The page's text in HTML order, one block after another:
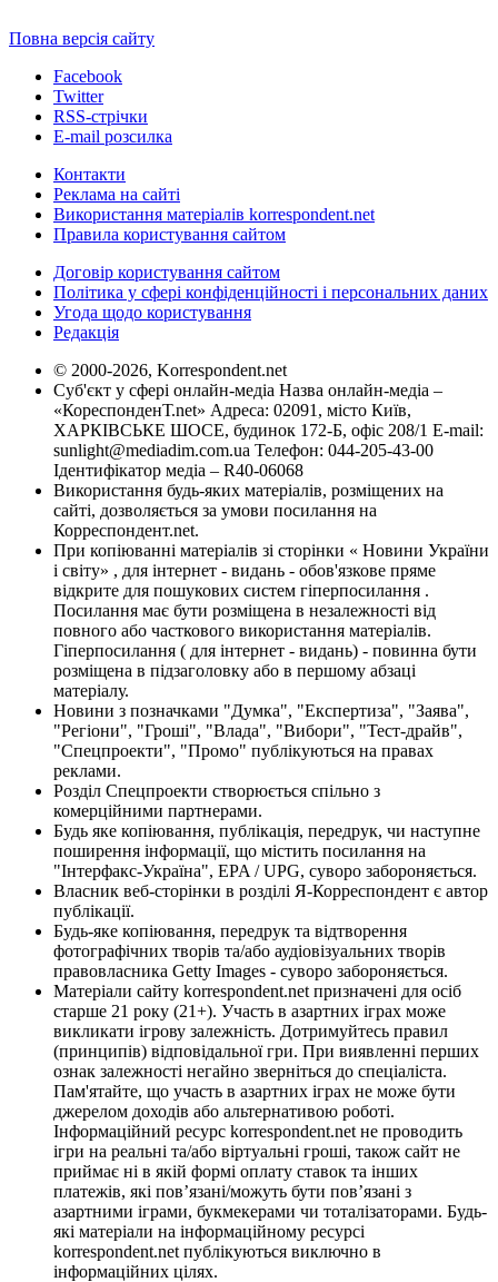
Повна версія сайту
Facebook
Twitter
RSS-стрічки
E-mail розсилка
Контакти
Реклама на сайті
Використання матеріалів korrespondent.net
Правила користування сайтом
Договір користування сайтом
Політика у сфері конфіденційності і персональних даних
Угода щодо користування
Редакція
© 2000-2026, Korrespondent.net
Суб'єкт у сфері онлайн-медіа Назва онлайн-медіа –
«КореспонденТ.net» Адреса: 02091, місто Київ,
ХАРКІВСЬКЕ ШОСЕ, будинок 172-Б, офіс 208/1 E-mail:
sunlight@mediadim.com.ua Телефон: 044-205-43-00
Ідентифікатор медіа – R40-06068
Використання будь-яких матеріалів, розміщених на
сайті, дозволяється за умови посилання на
Корреспондент.net.
При копіюванні матеріалів зі сторінки « Новини України
і світу» , для інтернет - видань - обов'язкове пряме
відкрите для пошукових систем гіперпосилання .
Посилання має бути розміщена в незалежності від
повного або часткового використання матеріалів.
Гіперпосилання ( для інтернет - видань) - повинна бути
розміщена в підзаголовку або в першому абзаці
матеріалу.
Новини з позначками "Думка", "Експертиза", "Заява",
"Регіони", "Гроші", "Влада", "Вибори", "Тест-драйв",
"Спецпроекти", "Промо" публікуються на правах
реклами.
Розділ Спецпроекти створюється спільно з
комерційними партнерами.
Будь яке копіювання, публікація, передрук, чи наступне
поширення інформації, що містить посилання на
"Інтерфакс-Україна", EPA / UPG, суворо забороняється.
Власник веб-сторінки в розділі Я-Корреспондент є автор
публікації.
Будь-яке копіювання, передрук та відтворення
фотографічних творів та/або аудіовізуальних творів
правовласника Getty Images - суворо забороняється.
Матеріали сайту korrespondent.net призначені для осіб
старше 21 року (21+). Участь в азартних іграх може
викликати ігрову залежність. Дотримуйтесь правил
(принципів) відповідальної гри. При виявленні перших
ознак залежності негайно зверніться до спеціаліста.
Пам'ятайте, що участь в азартних іграх не може бути
джерелом доходів або альтернативою роботі.
Інформаційний ресурс korrespondent.net не проводить
ігри на реальні та/або віртуальні гроші, також сайт не
приймає ні в якій формі оплату ставок та інших
платежів, які пов’язані/можуть бути пов’язані з
азартними іграми, букмекерами чи тоталізаторами. Будь-
які матеріали на інформаційному ресурсі
korrespondent.net публікуються виключно в
інформаційних цілях.